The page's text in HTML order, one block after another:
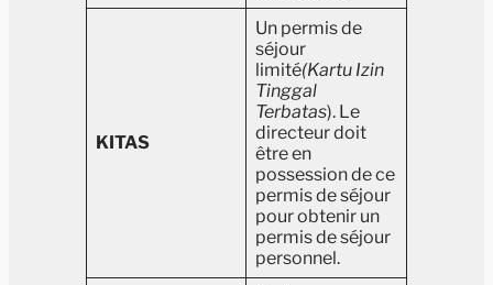
KITAS
Un permis de
séjour
limité(Kartu Izin
Tinggal
Terbatas). Le
directeur doit
être en
possession de ce
permis de séjour
pour obtenir un
permis de séjour
personnel.